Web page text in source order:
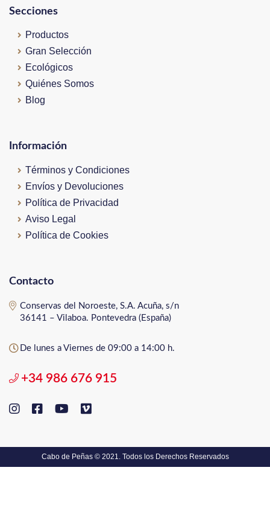
Secciones
Productos
Gran Selección
Ecológicos
Quiénes Somos
Blog
Información
Términos y Condiciones
Envíos y Devoluciones
Política de Privacidad
Aviso Legal
Política de Cookies
Contacto
Conservas del Noroeste, S.A. Acuña, s/n
36141 – Vilaboa. Pontevedra (España)
De lunes a Viernes de 09:00 a 14:00 h.
+34 986 676 915
Cabo de Peñas © 2021. Todos los Derechos Reservados